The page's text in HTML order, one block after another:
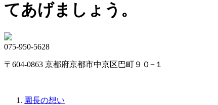
てあげましょう。
075-950-5628
〒604-0863 京都府京都市中京区巴町９０−１
園長の想い